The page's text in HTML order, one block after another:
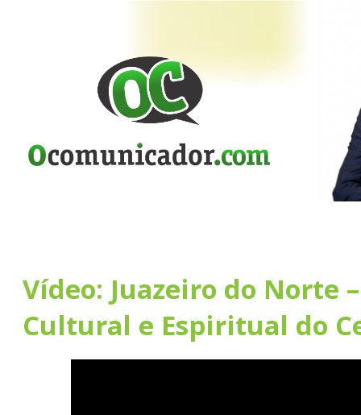
Vídeo: Juazeiro do Norte
Cultural e Espiritual do